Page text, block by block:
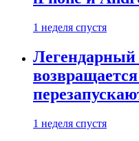
1 неделя спустя
Легендарный
1 неделя спустя